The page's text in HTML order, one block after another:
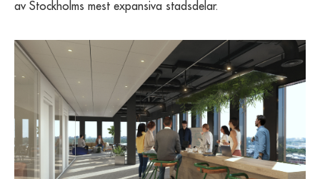
av Stockholms mest expansiva stadsdelar.